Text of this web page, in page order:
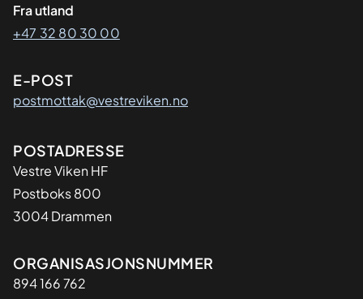
Fra utland
+47 32 80 30 00
E-POST
postmottak@vestreviken.no
Adresse
POSTADRESSE
Vestre Viken HF
Postboks 800
3004 Drammen
Organisasjon
ORGANISASJONSNUMMER
894 166 762